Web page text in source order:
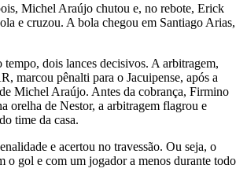
Michel Araújo chutou e, no rebote, Erick
e cruzou. A bola chegou em Santiago Arias,
dois lances decisivos. A arbitragem,
marcou pênalti para o Jacuipense, após a
Michel Araújo. Antes da cobrança, Firmino
orelha de Nestor, a arbitragem flagrou e
time da casa.
e acertou no travessão. Ou seja, o
o gol e com um jogador a menos durante todo